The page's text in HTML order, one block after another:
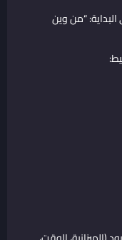
“من وين